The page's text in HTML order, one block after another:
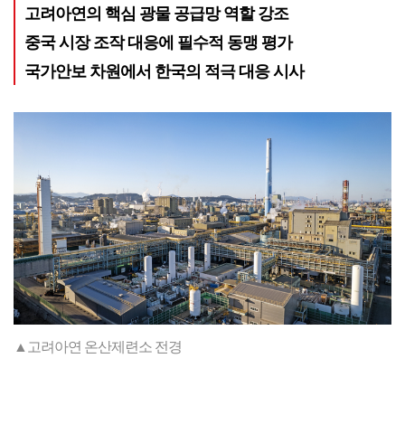
고려아연의 핵심 광물 공급망 역할 강조
중국 시장 조작 대응에 필수적 동맹 평가
국가안보 차원에서 한국의 적극 대응 시사
▲고려아연 온산제련소 전경